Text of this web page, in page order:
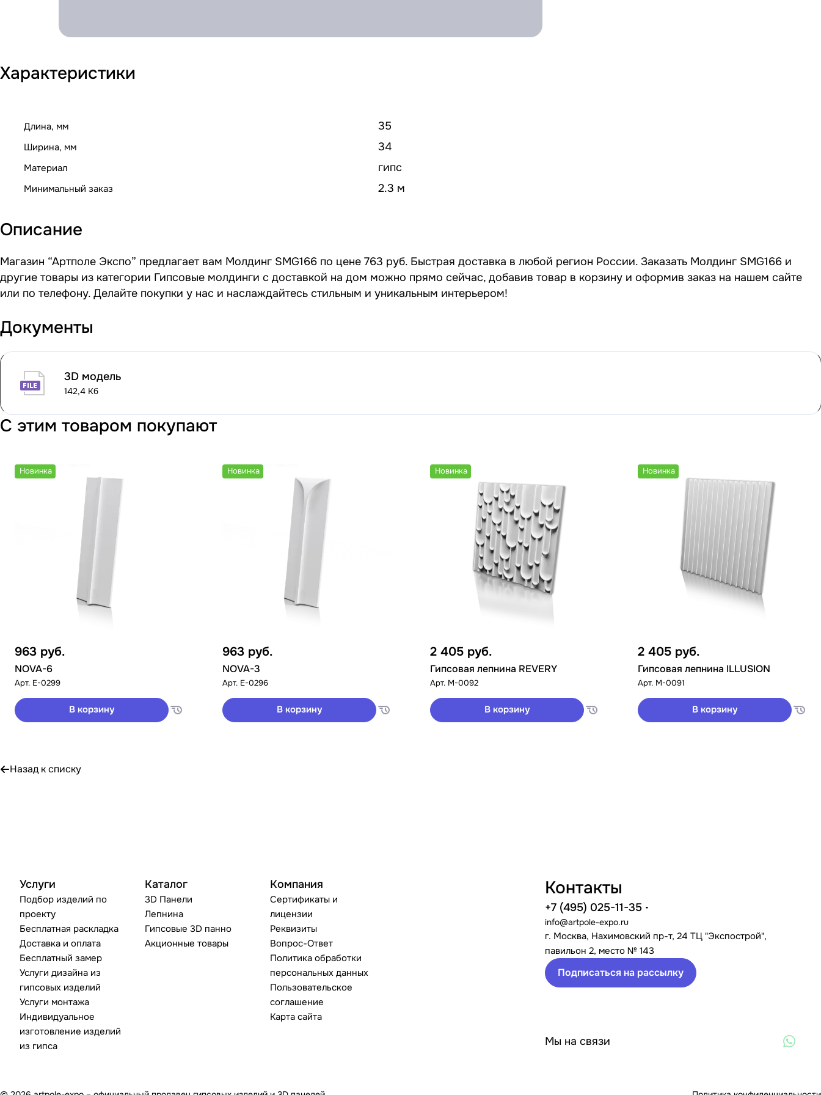
Характеристики
Длина, мм 35
Ширина, мм 34
Материал гипс
Минимальный заказ 2.3 м
Описание
Магазин “Артполе Экспо” предлагает вам Молдинг SMG166 по цене 763 руб. Быстрая доставка в любой регион России. Заказать Молдинг SMG166 и
другие товары из категории Гипсовые молдинги с доставкой на дом можно прямо сейчас, добавив товар в корзину и оформив заказ на нашем сайте
или по телефону. Делайте покупки у нас и наслаждайтесь стильным и уникальным интерьером!
Документы
3D модель
142,4 Кб
С этим товаром покупают
Новинка
963 руб.
NOVA-6
Арт. E-0299
В корзину
Новинка
963 руб.
NOVA-3
Арт. E-0296
В корзину
Новинка
2 405 руб.
Гипсовая лепнина REVERY
Арт. M-0092
В корзину
Новинка
2 405 руб.
Гипсовая лепнина ILLUSION
Арт. M-0091
В корзину
Назад к списку
Услуги
Подбор изделий по
проекту
Бесплатная раскладка
Доставка и оплата
Бесплатный замер
Услуги дизайна из
гипсовых изделий
Услуги монтажа
Индивидуальное
изготовление изделий
из гипса
Каталог
3D Панели
Лепнина
Гипсовые 3D панно
Акционные товары
Компания
Сертификаты и
лицензии
Реквизиты
Вопрос-Ответ
Политика обработки
персональных данных
Пользовательское
соглашение
Карта сайта
Контакты
+7 (495) 025-11-35
info@artpole-expo.ru
г. Москва, Нахимовский пр-т, 24 ТЦ "Экспострой",
павильон 2, место № 143
Подписаться на рассылку
Мы на связи